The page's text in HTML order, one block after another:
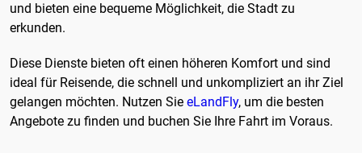
und bieten eine bequeme Möglichkeit, die Stadt zu
erkunden.
Diese Dienste bieten oft einen höheren Komfort und sind
ideal für Reisende, die schnell und unkompliziert an ihr Ziel
gelangen möchten. Nutzen Sie eLandFly, um die besten
Angebote zu finden und buchen Sie Ihre Fahrt im Voraus.